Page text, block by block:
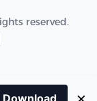
reserved.
Download